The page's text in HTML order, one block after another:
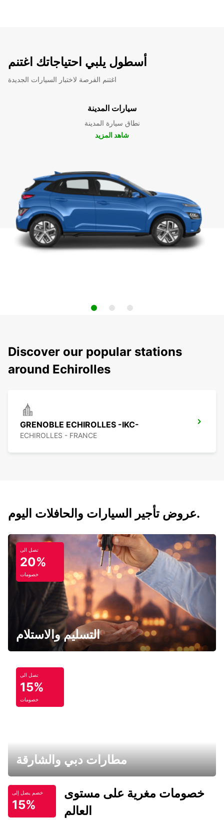
أسطول يلبي احتياجاتك اغتنم
اغتنم الفرصة لاختبار السيارات الجديدة
سيارات المدينة
نطاق سيارة المدينة
شاهد المزيد
Discover our popular stations
around Echirolles
GRENOBLE ECHIROLLES -IKC-
ECHIROLLES - FRANCE
عروض تأجير السيارات والحافلات اليوم.
تصل الى
20%
خصومات
التسليم والاستلام
تصل الى
15%
خصومات
مطارات دبي والشارقة
خصم يصل إلى
15%
خصومات مغرية على مستوى
العالم